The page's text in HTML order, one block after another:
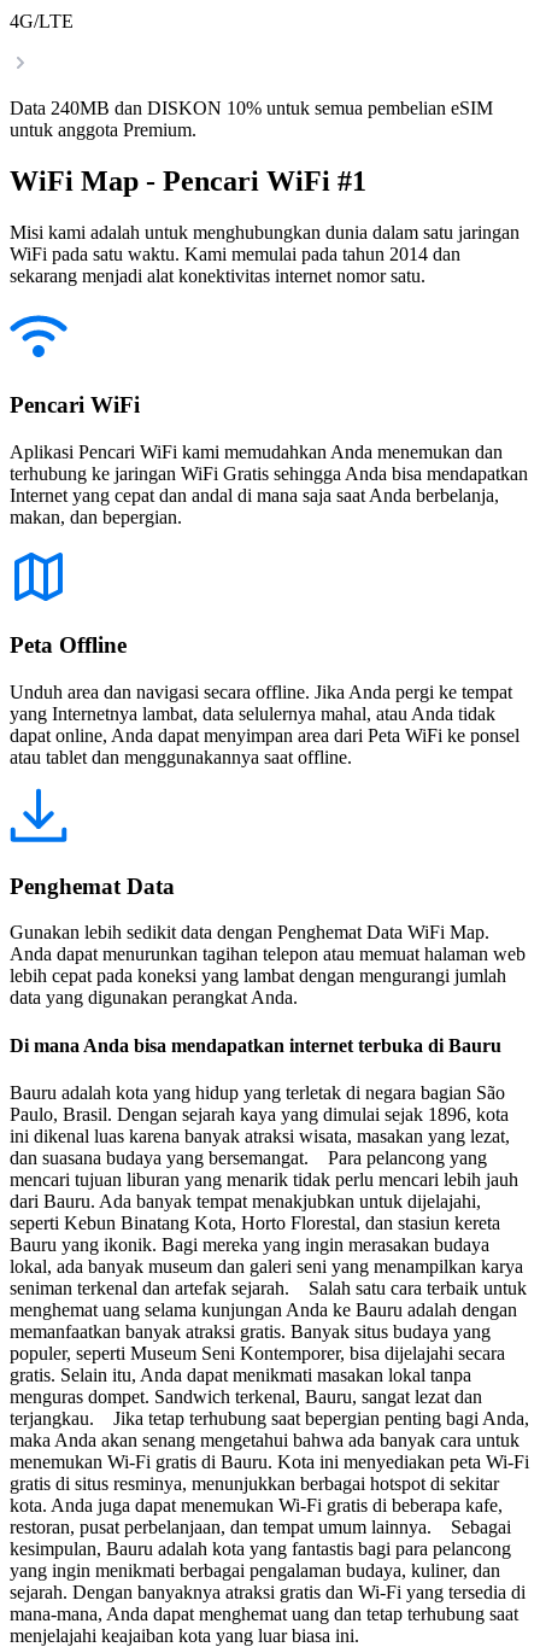
4G/LTE
Data 240MB dan DISKON 10% untuk semua pembelian eSIM
untuk anggota Premium.
WiFi Map - Pencari WiFi #1
Misi kami adalah untuk menghubungkan dunia dalam satu jaringan
WiFi pada satu waktu. Kami memulai pada tahun 2014 dan
sekarang menjadi alat konektivitas internet nomor satu.
Pencari WiFi
Aplikasi Pencari WiFi kami memudahkan Anda menemukan dan
terhubung ke jaringan WiFi Gratis sehingga Anda bisa mendapatkan
Internet yang cepat dan andal di mana saja saat Anda berbelanja,
makan, dan bepergian.
Peta Offline
Unduh area dan navigasi secara offline. Jika Anda pergi ke tempat
yang Internetnya lambat, data selulernya mahal, atau Anda tidak
dapat online, Anda dapat menyimpan area dari Peta WiFi ke ponsel
atau tablet dan menggunakannya saat offline.
Penghemat Data
Gunakan lebih sedikit data dengan Penghemat Data WiFi Map.
Anda dapat menurunkan tagihan telepon atau memuat halaman web
lebih cepat pada koneksi yang lambat dengan mengurangi jumlah
data yang digunakan perangkat Anda.
Di mana Anda bisa mendapatkan internet terbuka di Bauru
Bauru adalah kota yang hidup yang terletak di negara bagian São
Paulo, Brasil. Dengan sejarah kaya yang dimulai sejak 1896, kota
ini dikenal luas karena banyak atraksi wisata, masakan yang lezat,
dan suasana budaya yang bersemangat. Para pelancong yang
mencari tujuan liburan yang menarik tidak perlu mencari lebih jauh
dari Bauru. Ada banyak tempat menakjubkan untuk dijelajahi,
seperti Kebun Binatang Kota, Horto Florestal, dan stasiun kereta
Bauru yang ikonik. Bagi mereka yang ingin merasakan budaya
lokal, ada banyak museum dan galeri seni yang menampilkan karya
seniman terkenal dan artefak sejarah. Salah satu cara terbaik untuk
menghemat uang selama kunjungan Anda ke Bauru adalah dengan
memanfaatkan banyak atraksi gratis. Banyak situs budaya yang
populer, seperti Museum Seni Kontemporer, bisa dijelajahi secara
gratis. Selain itu, Anda dapat menikmati masakan lokal tanpa
menguras dompet. Sandwich terkenal, Bauru, sangat lezat dan
terjangkau. Jika tetap terhubung saat bepergian penting bagi Anda,
maka Anda akan senang mengetahui bahwa ada banyak cara untuk
menemukan Wi-Fi gratis di Bauru. Kota ini menyediakan peta Wi-Fi
gratis di situs resminya, menunjukkan berbagai hotspot di sekitar
kota. Anda juga dapat menemukan Wi-Fi gratis di beberapa kafe,
restoran, pusat perbelanjaan, dan tempat umum lainnya. Sebagai
kesimpulan, Bauru adalah kota yang fantastis bagi para pelancong
yang ingin menikmati berbagai pengalaman budaya, kuliner, dan
sejarah. Dengan banyaknya atraksi gratis dan Wi-Fi yang tersedia di
mana-mana, Anda dapat menghemat uang dan tetap terhubung saat
menjelajahi keajaiban kota yang luar biasa ini.